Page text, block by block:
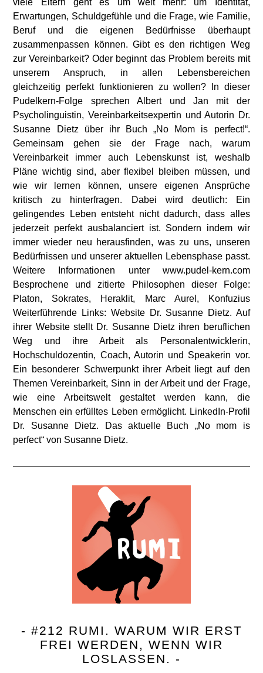
Erwartungen, Schuldgefühle und die Frage, wie Familie,
Beruf und die eigenen Bedürfnisse überhaupt
zusammenpassen können. Gibt es den richtigen Weg
zur Vereinbarkeit? Oder beginnt das Problem bereits mit
unserem Anspruch, in allen Lebensbereichen
gleichzeitig perfekt funktionieren zu wollen? In dieser
Pudelkern-Folge sprechen Albert und Jan mit der
Psycholinguistin, Vereinbarkeitsexpertin und Autorin Dr.
Susanne Dietz über ihr Buch „No Mom is perfect!“.
Gemeinsam gehen sie der Frage nach, warum
Vereinbarkeit immer auch Lebenskunst ist, weshalb
Pläne wichtig sind, aber flexibel bleiben müssen, und
wie wir lernen können, unsere eigenen Ansprüche
kritisch zu hinterfragen. Dabei wird deutlich: Ein
gelingendes Leben entsteht nicht dadurch, dass alles
jederzeit perfekt ausbalanciert ist. Sondern indem wir
immer wieder neu herausfinden, was zu uns, unseren
Bedürfnissen und unserer aktuellen Lebensphase passt.
Weitere Informationen unter www.pudel-kern.com
Besprochene und zitierte Philosophen dieser Folge:
Platon, Sokrates, Heraklit, Marc Aurel, Konfuzius
Weiterführende Links: Website Dr. Susanne Dietz. Auf
ihrer Website stellt Dr. Susanne Dietz ihren beruflichen
Weg und ihre Arbeit als Personalentwicklerin,
Hochschuldozentin, Coach, Autorin und Speakerin vor.
Ein besonderer Schwerpunkt ihrer Arbeit liegt auf den
Themen Vereinbarkeit, Sinn in der Arbeit und der Frage,
wie eine Arbeitswelt gestaltet werden kann, die
Menschen ein erfülltes Leben ermöglicht. LinkedIn-Profil
Dr. Susanne Dietz. Das aktuelle Buch „No mom is
perfect“ von Susanne Dietz.
- #212 RUMI. WARUM WIR ERST
FREI WERDEN, WENN WIR
LOSLASSEN. -